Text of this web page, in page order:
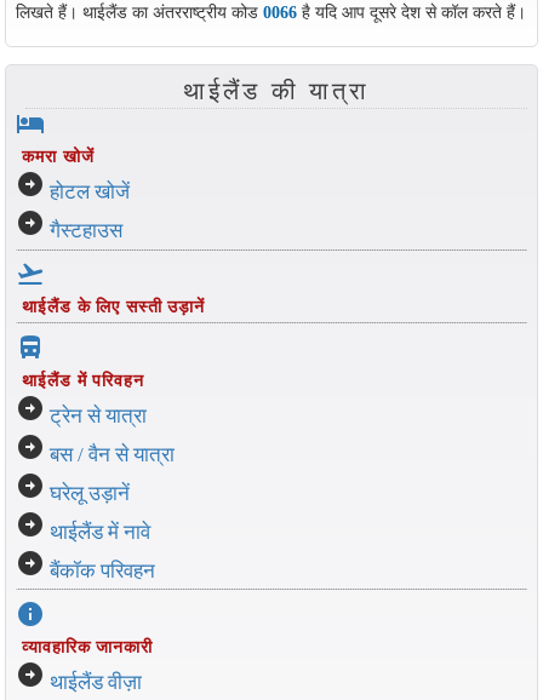
लिखते हैं। थाईलैंड का अंतरराष्ट्रीय कोड 0066है यदि आप दूसरे देश से कॉल करते हैं।
थाईलैंड की यात्रा
hotel
कमरा खोजें
arrow_circle_right होटल खोजें
arrow_circle_right गैस्टहाउस
flight_takeoff
थाईलैंड के लिए सस्ती उड़ानें
directions_bus_filled
थाईलैंड में परिवहन
arrow_circle_right ट्रेन से यात्रा
arrow_circle_right बस / वैन से यात्रा
arrow_circle_right घरेलू उड़ानें
arrow_circle_right थाईलैंड में नावे
arrow_circle_right बैंकॉक परिवहन
info
व्यावहारिक जानकारी
arrow_circle_right थाईलैंड वीज़ा